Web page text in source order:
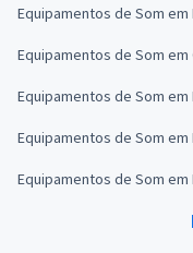
Equipamentos de Som em
Equipamentos de Som em
Equipamentos de Som em
Equipamentos de Som em
Equipamentos de Som em